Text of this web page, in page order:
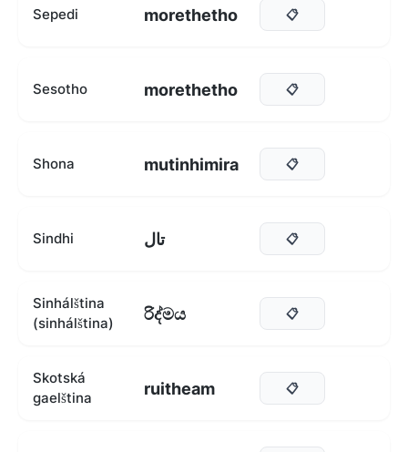
Sepedi morethetho 📋
Sesotho morethetho 📋
Shona mutinhimira 📋
Sindhi تال 📋
Sinhálština
(sinhálština)
රිද්මය 📋
Skotská
gaelština
ruitheam 📋